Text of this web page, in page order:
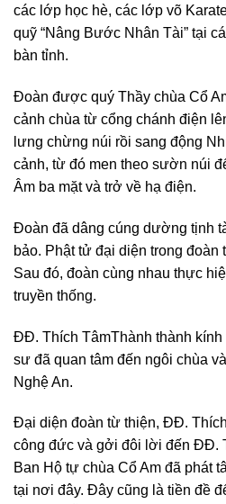
các lớp học hè, các lớp võ
quỹ “Nâng Bước Nhân Tài” tại
bàn tỉnh.
Đoàn được quý Thầy chùa Cổ
cảnh chùa từ cổng chánh điện
lưng chừng núi rồi sang động
cảnh, từ đó men theo sườn núi
Âm ba mặt và trở về hạ điện.
Đoàn đã dâng cúng dường tịnh
bảo. Phật tử đại diện trong đoàn
Sau đó, đoàn cùng nhau thực
truyền thống.
ĐĐ. Thích TâmThành thành
sư đã quan tâm đến ngôi chùa
Nghệ An.
Đại diện đoàn từ thiện, ĐĐ.
công đức và gởi đôi lời đến ĐĐ.
Ban Hộ tự chùa Cổ Am đã phát
tại nơi đây. Đây cũng là tiền đề